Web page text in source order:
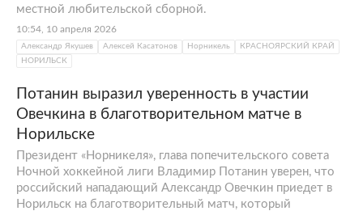
местной любительской сборной.
10:54, 10 апреля 2026
Александр Якушев Алексей Касатонов Норникель
КРАСНОЯРСКИЙ КРАЙ
НОРИЛЬСК
Потанин выразил уверенность в участии
Овечкина в благотворительном матче в
Норильске
Президент «Норникеля», глава попечительского совета
Ночной хоккейной лиги Владимир Потанин уверен, что
российский нападающий Александр Овечкин приедет в
Норильск на благотворительный матч, который